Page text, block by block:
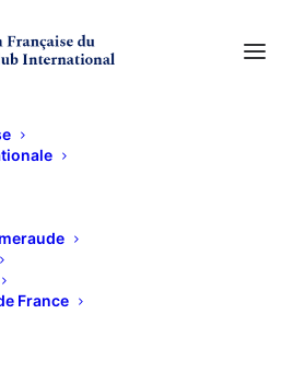
France
première en
l’Opéra de